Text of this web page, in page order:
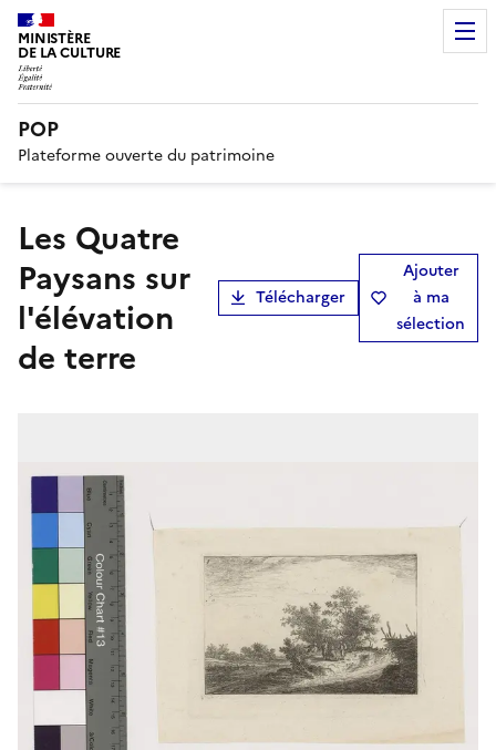
MINISTÈRE
DE LA CULTURE
POP
Plateforme ouverte du patrimoine
Les Quatre
Paysans sur
l'élévation
de terre
Télécharger
Ajouter
à ma
sélection